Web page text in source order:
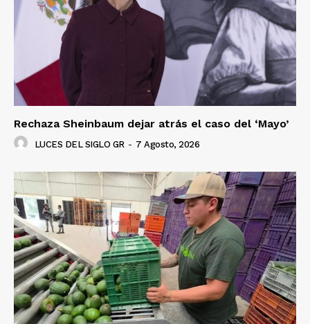
Rechaza Sheinbaum dejar atrás el caso del ‘Mayo’
LUCES DEL SIGLO GR - 7 Agosto, 2026